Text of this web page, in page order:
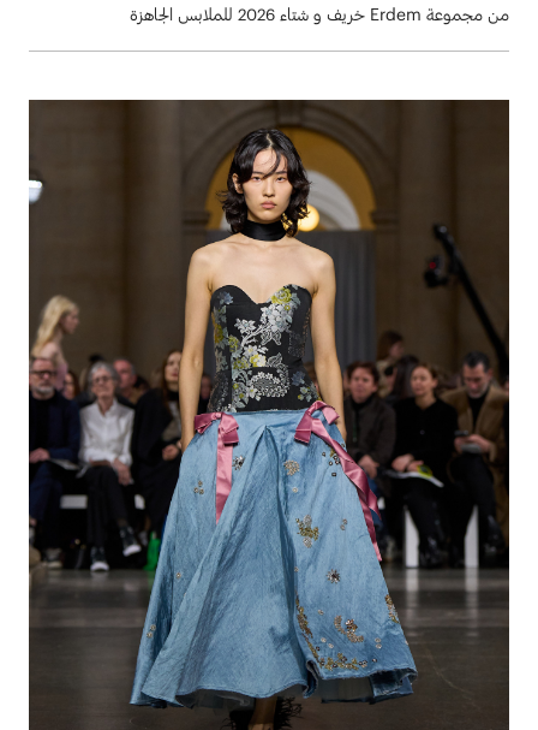
من مجموعة Erdem خريف و شتاء 2026 للملابس الجاهزة